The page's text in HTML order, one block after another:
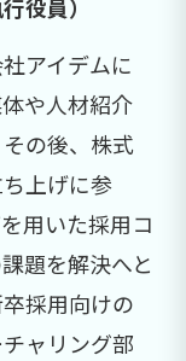
役員）
アイデムに
や人材紹介
の後、株式
上げに参
用いた採用コ
題を解決へと
採用向けの
ャリング部